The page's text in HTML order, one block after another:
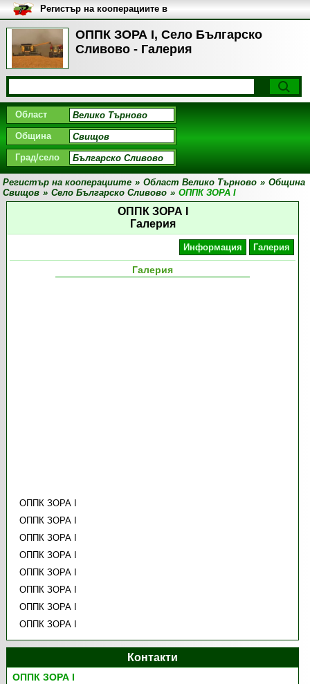
ОППК ЗОРА І, Село Българско
Сливово - Галерия
Регистър на кооперациите в
България
Област
Община
Град/село
Регистър на кооперациите » Област Велико Търново » Община
Свищов » Село Българско Сливово » ОППК ЗОРА І
ОППК ЗОРА І
Галерия
Информация Галерия
Галерия
ОППК ЗОРА І
ОППК ЗОРА І
ОППК ЗОРА І
ОППК ЗОРА І
ОППК ЗОРА І
ОППК ЗОРА І
ОППК ЗОРА І
ОППК ЗОРА І
Контакти
ОППК ЗОРА І